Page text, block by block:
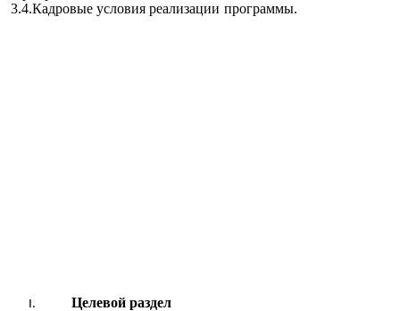
3.4.Кадровые условия реализации программы.
Целевой раздел